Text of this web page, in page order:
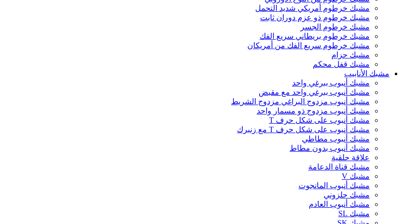
مشبك خرطوم أمريكي شديد التحمل
مشبك خرطوم ذو عزم دوران ثابت
مشبك خرطوم الجسر
مشبك خرطوم بريطاني سريع الفك
مشبك خرطوم سريع الفك من أمريكان
مشبك حزام
مشبك قفل محكم
مشبك الأنابيب
مشبك أنبوب ببرغي واحد
مشبك أنبوب ببرغي واحد مع مقبض
مشبك أنبوب مزدوج البراغي مزدوج الشريط
مشبك أنبوب مزدوج ذو مسمار واحد
مشبك أنبوب على شكل حرف T
مشبك أنبوب على شكل حرف T مع زنبرك
مشبك أنبوب مطاطي
مشبك أنبوب بدون مطاط
علاقة حلقية
مشبك قناة الدعامة
مشبك V
مشبك أنبوب المانجوت
مشبك حلزوني
مشبك أنبوب العادم
مشبك SL